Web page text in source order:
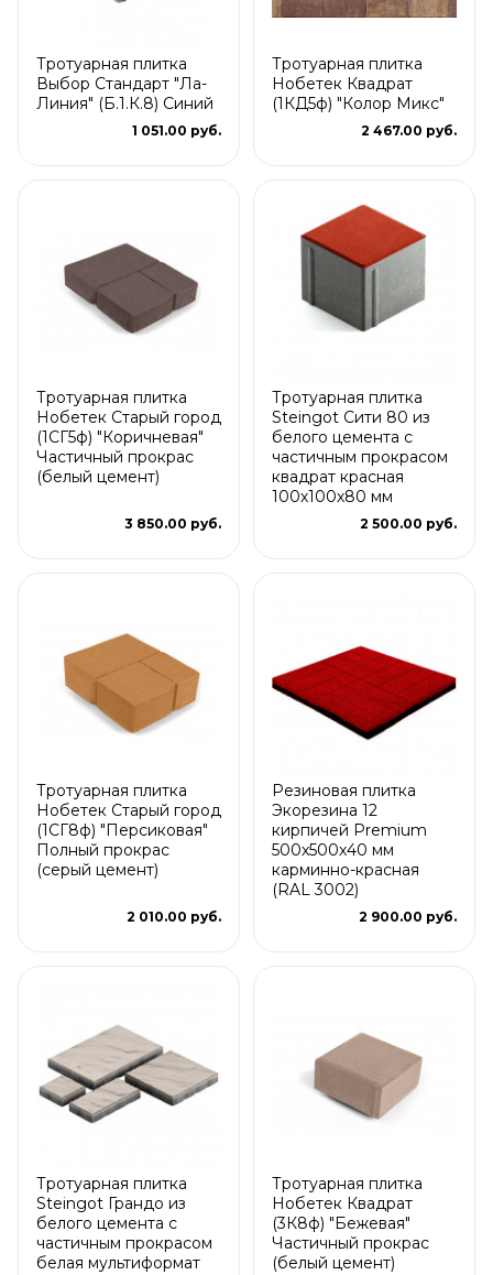
Тротуарная плитка
Выбор Стандарт "Ла-
Линия" (Б.1.К.8) Синий
1 051.00 руб.
Тротуарная плитка
Нобетек Квадрат
(1КД5ф) "Колор Микс"
2 467.00 руб.
Тротуарная плитка
Нобетек Старый город
(1СГ5ф) "Коричневая"
Частичный прокрас
(белый цемент)
3 850.00 руб.
Тротуарная плитка
Steingot Сити 80 из
белого цемента с
частичным прокрасом
квадрат красная
100х100х80 мм
2 500.00 руб.
Тротуарная плитка
Нобетек Старый город
(1СГ8ф) "Персиковая"
Полный прокрас
(серый цемент)
2 010.00 руб.
Резиновая плитка
Экорезина 12
кирпичей Premium
500x500x40 мм
карминно-красная
(RAL 3002)
2 900.00 руб.
Тротуарная плитка
Steingot Грандо из
белого цемента с
частичным прокрасом
белая мультиформат
Тротуарная плитка
Нобетек Квадрат
(3К8ф) "Бежевая"
Частичный прокрас
(белый цемент)